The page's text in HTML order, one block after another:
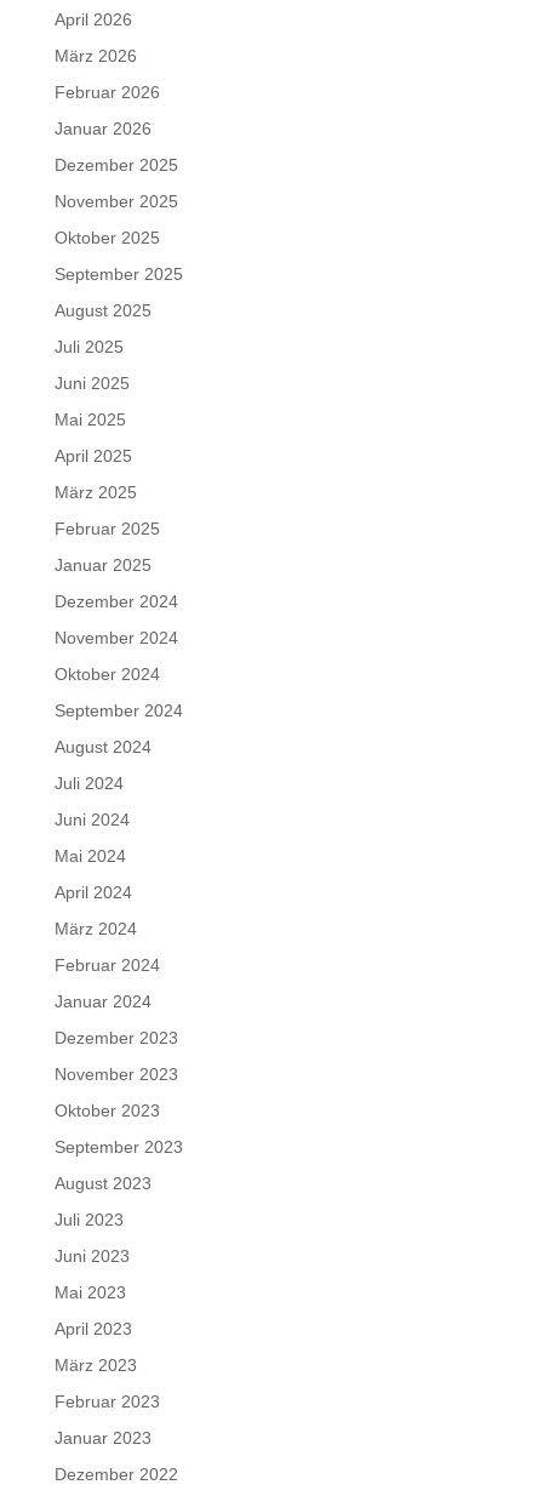
April 2026
März 2026
Februar 2026
Januar 2026
Dezember 2025
November 2025
Oktober 2025
September 2025
August 2025
Juli 2025
Juni 2025
Mai 2025
April 2025
März 2025
Februar 2025
Januar 2025
Dezember 2024
November 2024
Oktober 2024
September 2024
August 2024
Juli 2024
Juni 2024
Mai 2024
April 2024
März 2024
Februar 2024
Januar 2024
Dezember 2023
November 2023
Oktober 2023
September 2023
August 2023
Juli 2023
Juni 2023
Mai 2023
April 2023
März 2023
Februar 2023
Januar 2023
Dezember 2022